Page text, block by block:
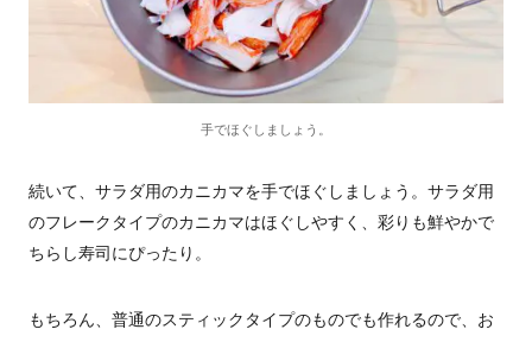
手でほぐしましょう。
続いて、サラダ用のカニカマを手でほぐしましょう。サラダ用
のフレークタイプのカニカマはほぐしやすく、彩りも鮮やかで
ちらし寿司にぴったり。
もちろん、普通のスティックタイプのものでも作れるので、お